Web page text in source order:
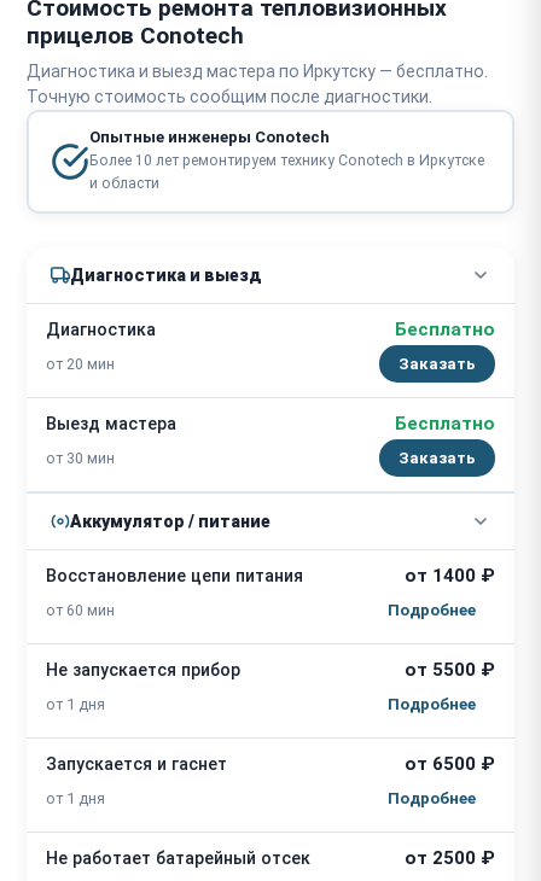
Стоимость ремонта тепловизионных
прицелов Conotech
Диагностика и выезд мастера по Иркутску — бесплатно.
Точную стоимость сообщим после диагностики.
Опытные инженеры Conotech
Более 10 лет ремонтируем технику Conotech в Иркутске
и области
Диагностика и выезд
Диагностика
от 20 мин
Бесплатно
Заказать
Выезд мастера
от 30 мин
Бесплатно
Заказать
Аккумулятор / питание
Восстановление цепи питания
от 60 мин
от 1400 ₽
Не запускается прибор
от 1 дня
от 5500 ₽
Запускается и гаснет
от 1 дня
от 6500 ₽
Не работает батарейный отсек от 2500 ₽